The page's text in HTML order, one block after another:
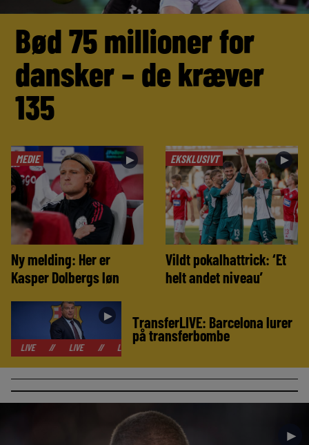
Bød 75 millioner for
dansker – de kræver
135
MEDIE ►
Ny melding: Her er
Kasper Dolbergs løn
EKSKLUSIVT ►
Vildt pokalhattrick: ‘Et
helt andet niveau’
►
LIVE LIVE LIVE
TransferLIVE: Barcelona lurer
på transferbombe
►